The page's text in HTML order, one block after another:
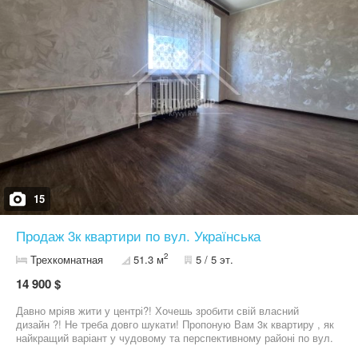
сад для прогулянок на свіжому повітрі. Ця затишна квартира
підійде як для себе так і під оренду. Якщо шукайте квартиру у
спокійному та затишному районі, це те, що Вам потрібно!
Телефонуйте, приходьте та купуйте!
15
Продаж 3к квартири по вул. Українська
Трехкомнатная 51.3 м2 5 / 5 эт.
14 900 $
Давно мріяв жити у центрі?! Хочешь зробити свій власний
дизайн ?! Не треба довго шукати! Пропоную Вам 3к квартиру , як
найкращий варіант у чудовому та перспективному районі по вул.